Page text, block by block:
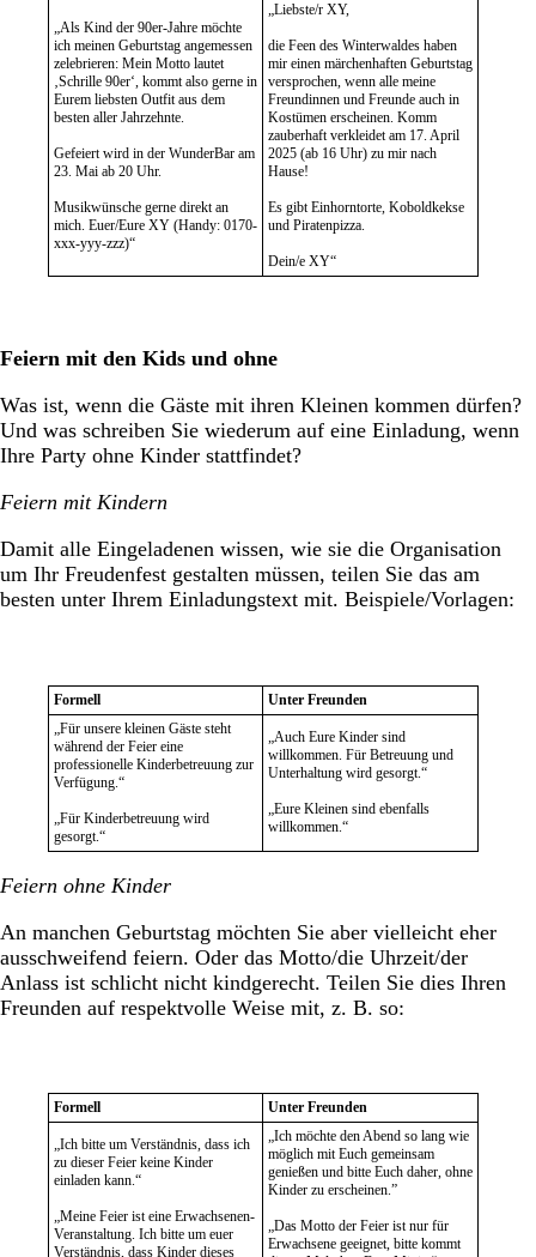
„Als Kind der 90er-Jahre möchte
ich meinen Geburtstag angemessen
zelebrieren: Mein Motto lautet
‚Schrille 90er‘, kommt also gerne in
Eurem liebsten Outfit aus dem
besten aller Jahrzehnte.
Gefeiert wird in der WunderBar am
23. Mai ab 20 Uhr.
Musikwünsche gerne direkt an
mich. Euer/Eure XY (Handy: 0170-
xxx-yyy-zzz)“
„Liebste/r XY,
die Feen des Winterwaldes haben
mir einen märchenhaften Geburtstag
versprochen, wenn alle meine
Freundinnen und Freunde auch in
Kostümen erscheinen. Komm
zauberhaft verkleidet am 17. April
2025 (ab 16 Uhr) zu mir nach
Hause!
Es gibt Einhorntorte, Koboldkekse
und Piratenpizza.
Dein/e XY“
Feiern mit den Kids und ohne
Was ist, wenn die Gäste mit ihren Kleinen kommen dürfen?
Und was schreiben Sie wiederum auf eine Einladung, wenn
Ihre Party ohne Kinder stattfindet?
Feiern mit Kindern
Damit alle Eingeladenen wissen, wie sie die Organisation
um Ihr Freudenfest gestalten müssen, teilen Sie das am
besten unter Ihrem Einladungstext mit. Beispiele/Vorlagen:
Formell
Unter Freunden
„Für unsere kleinen Gäste steht
während der Feier eine
professionelle Kinderbetreuung zur
Verfügung.“
„Für Kinderbetreuung wird
gesorgt.“
„Auch Eure Kinder sind
willkommen. Für Betreuung und
Unterhaltung wird gesorgt.“
„Eure Kleinen sind ebenfalls
willkommen.“
Feiern ohne Kinder
An manchen Geburtstag möchten Sie aber vielleicht eher
ausschweifend feiern. Oder das Motto/die Uhrzeit/der
Anlass ist schlicht nicht kindgerecht. Teilen Sie dies Ihren
Freunden auf respektvolle Weise mit, z. B. so:
Formell Unter Freunden
„Ich bitte um Verständnis, dass ich
zu dieser Feier keine Kinder
einladen kann.“
„Meine Feier ist eine Erwachsenen-
Veranstaltung. Ich bitte um euer
Verständnis, dass Kinder dieses
„Ich möchte den Abend so lang wie
möglich mit Euch gemeinsam
genießen und bitte Euch daher, ohne
Kinder zu erscheinen.”
„Das Motto der Feier ist nur für
Erwachsene geeignet, bitte kommt